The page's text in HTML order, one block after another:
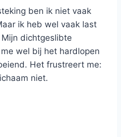
ben ik niet vaak
ik heb wel vaak last
dichtgeslibte
wel bij het hardlopen
Het frustreert me:
niet.